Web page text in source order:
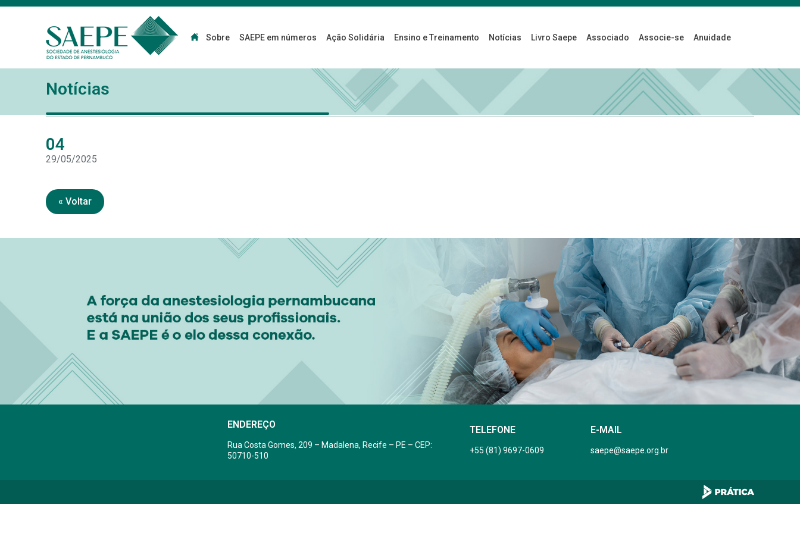
Sobre SAEPE em números Ação Solidária Ensino e Treinamento Notícias Livro Saepe Associado Associe-se Anuidade
Notícias
04
29/05/2025
« Voltar
ENDEREÇO
Rua Costa Gomes, 209 – Madalena, Recife – PE – CEP:
50710-510
TELEFONE
+55 (81) 9697-0609
E-MAIL
saepe@saepe.org.br